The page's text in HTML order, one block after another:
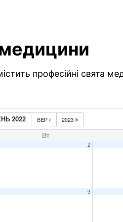
професійні свята
2022 ВЕР 2023
Вт
вигодовування
2
9